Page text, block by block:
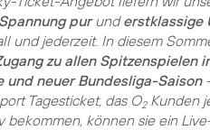
purunderstklassige
und jederzeit. In diesem
zu allen Spitzenspielen
und neuer Bundesliga-Saison
Tagesticket, das O2Kunden
bekommen, können sie ein